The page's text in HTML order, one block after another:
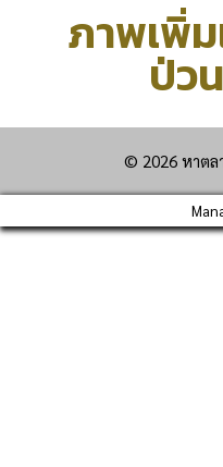
ภาพเพิ่
ป่ว
© 2026 หาตล